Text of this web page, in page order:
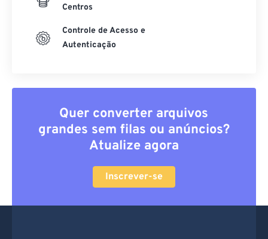
Centros
Controle de Acesso e
Autenticação
Quer converter arquivos
grandes sem filas ou anúncios?
Atualize agora
Inscrever-se